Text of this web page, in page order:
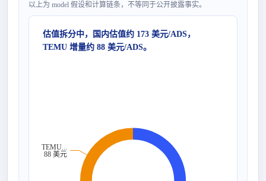
以上为 model 假设和计算链条，不等同于公开披露事实。
TEMU...
88 美元
估值拆分中，国内估值约 173 美元/ADS，
TEMU 增量约 88 美元/ADS。